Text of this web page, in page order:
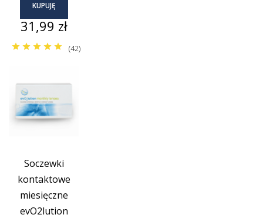
KUPUJĘ
Cena
31,99 zł
(42)
Soczewki
kontaktowe
miesięczne
evO2lution